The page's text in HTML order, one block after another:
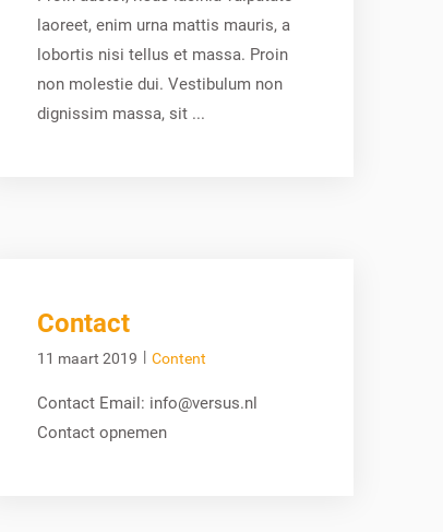
laoreet, enim urna mattis mauris, a
lobortis nisi tellus et massa. Proin
non molestie dui. Vestibulum non
dignissim massa, sit ...
Contact
11 maart 2019 | Content
Contact Email: info@versus.nl
Contact opnemen